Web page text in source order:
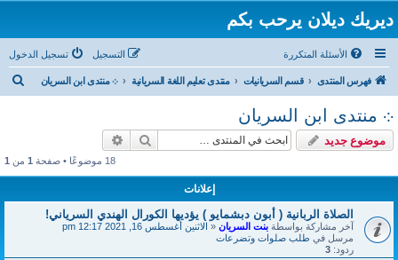
ديريك ديلان يرحب بكم
الأسئلة المتكررة تسجيل الدخول التسجيل
فهرس المنتدى قسم السريانيات منتدى تعليم اللغة السريانية ܀ منتدى ابن السريان
܀ منتدى ابن السريان
موضوع جديد بحث
18 موضوعًا • صفحة 1 من 1
إعلانات
الصلاة الربانية ( أبون دبشمايو ) يؤديها الكورال الهندي السرياني!
آخر مشاركة بواسطة بنت السريان « الاثنين أغسطس 16, 2021 12:17 pm
مرسل في طلب صلوات وتضرعات
ردود: 3